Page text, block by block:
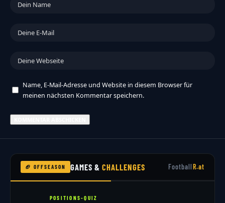
Name, E-Mail-Adresse und Website in diesem Browser für
meinen nächsten Kommentar speichern.
🏈 OFFSEASON GAMES &CHALLENGES FootballR.at
POSITIONS-QUIZ